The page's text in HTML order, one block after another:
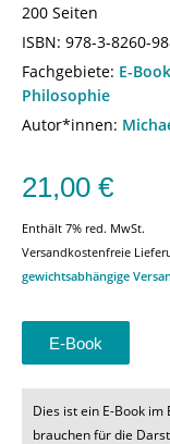
200 Seiten
ISBN: 978-3-8260-
Fachgebiete: E-
Philosophie
Autor*innen:
21,00 €
Enthält 7% red. MwSt.
Versandkostenfreie
gewichtsabhängige
E-Book
Dies ist ein E-Book im
brauchen für die